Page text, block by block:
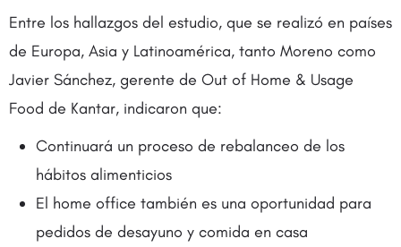
Entre los hallazgos del estudio, que se realizó en países
de Europa, Asia y Latinoamérica, tanto Moreno como
Javier Sánchez, gerente de Out of Home & Usage
Food de Kantar, indicaron que:
Continuará un proceso de rebalanceo de los
hábitos alimenticios
El home office también es una oportunidad para
pedidos de desayuno y comida en casa